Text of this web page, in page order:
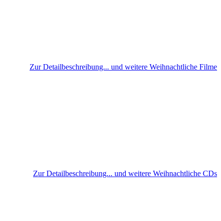
Zur Detailbeschreibung... und weitere Weihnachtliche Filme
Zur Detailbeschreibung... und weitere Weihnachtliche CDs